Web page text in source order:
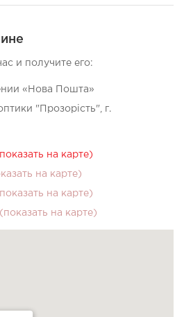
и получите его:
«Нова Пошта»
"Прозорість", г.
на карте)
на карте)
на карте)
(показать на карте)